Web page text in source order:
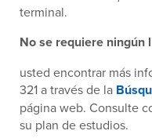
terminal.
No se requiere ningún
usted encontrar más
321 a través de la
página web. Consulte
su plan de estudios.